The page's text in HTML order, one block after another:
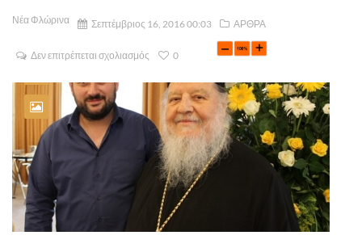
Νέα Φλώρινα Σεπτέμβριος 16, 2016 00:03 ΑΡΘΡΑ
Δεν επιτρέπεται σχολιασμός 0